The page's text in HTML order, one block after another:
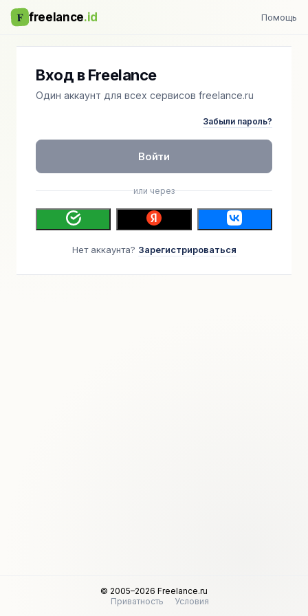
F freelance.id Помощь
Вход в Freelance
Один аккаунт для всех сервисов freelance.ru
Забыли пароль?
Войти
или через
Нет аккаунта? Зарегистрироваться
© 2005–2026 Freelance.ru
Приватность
Условия